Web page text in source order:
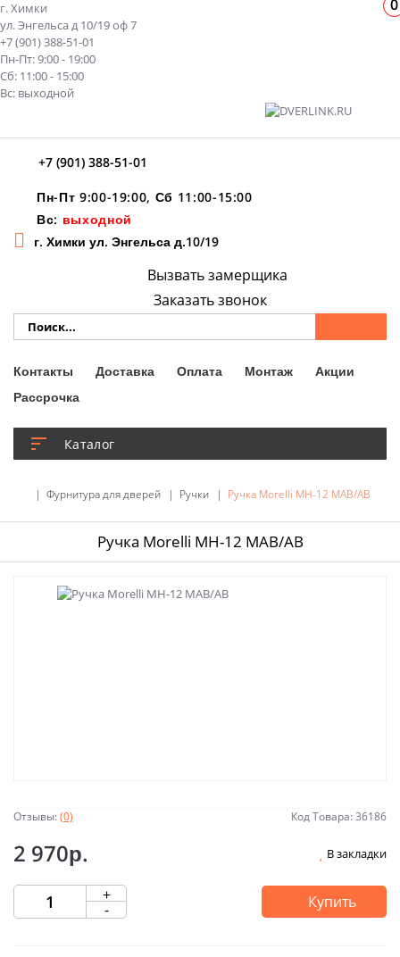
г. Химки
ул. Энгельса д 10/19 оф 7
+7 (901) 388-51-01
Пн-Пт: 9:00 - 19:00
Сб: 11:00 - 15:00
Вс: выходной
+7 (901) 388-51-01
Пн-Пт 9:00-19:00, Сб 11:00-15:00
Вс: выходной
г. Химки ул. Энгельса д.10/19
Каталог
Вызвать замерщика
Заказать звонок
Контакты Доставка Оплата Монтаж
Акции
Рассрочка
Фурнитура для дверей Ручки Ручка Morelli MH-12 MAB/AB
Ручка Morelli MH-12 MAB/AB
Отзывы:(0) Код Товара: 36186
2 970р. В закладки
+
- Купить
0